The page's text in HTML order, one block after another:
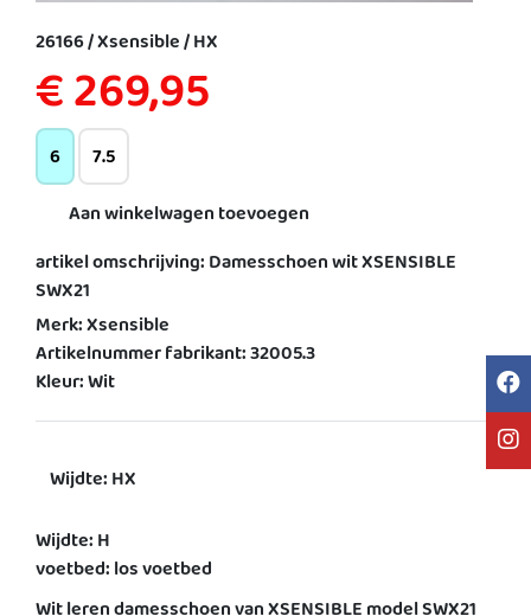
26166 / Xsensible / HX
€ 269,95
6 7.5
Aan winkelwagen toevoegen
artikel omschrijving: Damesschoen wit XSENSIBLE
SWX21
Merk: Xsensible
Artikelnummer fabrikant: 32005.3
Kleur: Wit
Wijdte: HX
Wijdte: H
voetbed: los voetbed
Wit leren damesschoen van XSENSIBLE model SWX21